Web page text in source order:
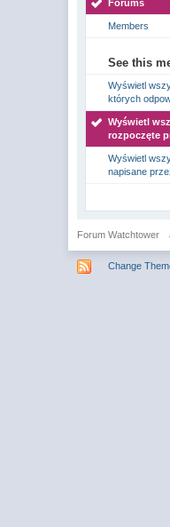
Forums
Members
See this
Wyświetl
których
Wyświetl
rozpoczęte
Wyświetl
napisane
Forum Watchtower
Change